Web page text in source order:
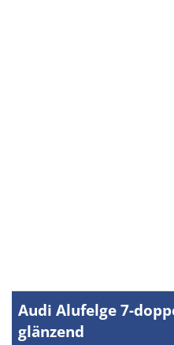
Audi Alufelge 7-
glänzend